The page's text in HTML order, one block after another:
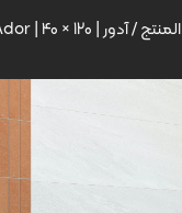
المنتج/آدور | Ador | 40 × 120